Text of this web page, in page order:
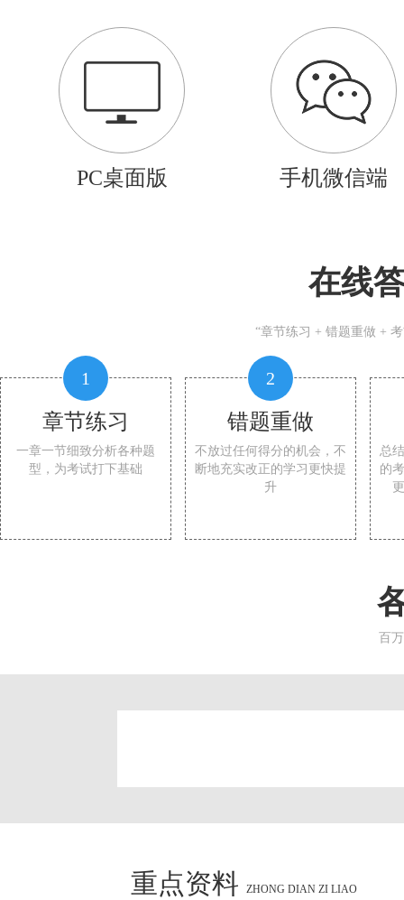
PC桌面版 手机微信端
在线
“章节练习 + 错题重做 +
1
章节练习
一章一节细致分析各种题
型，为考试打下基础
2
错题重做
不放过任何得分的机会，不
断地充实改正的学习更快提
升
总
的
百
重点资料 ZHONG DIAN ZI LIAO